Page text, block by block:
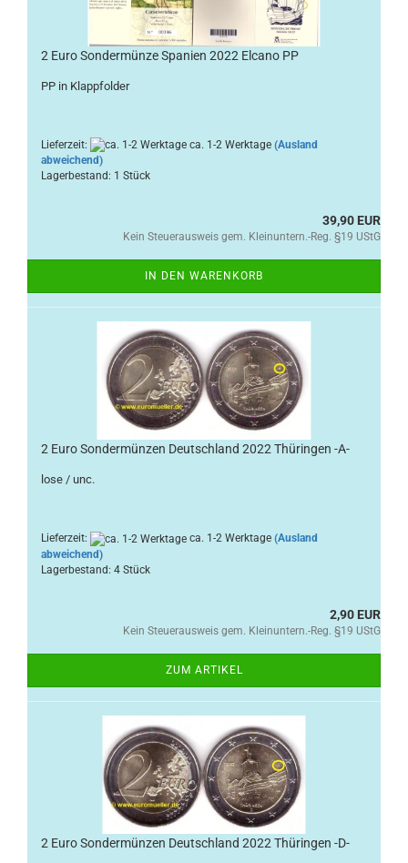
2 Euro Sondermünze Spanien 2022 Elcano PP
PP in Klappfolder
Lieferzeit: ca. 1-2 Werktage (Ausland
abweichend)
Lagerbestand: 1 Stück
39,90 EUR
Kein Steuerausweis gem. Kleinuntern.-Reg. §19 UStG
IN DEN WARENKORB
2 Euro Sondermünzen Deutschland 2022 Thüringen -A-
lose / unc.
Lieferzeit: ca. 1-2 Werktage (Ausland
abweichend)
Lagerbestand: 4 Stück
2,90 EUR
Kein Steuerausweis gem. Kleinuntern.-Reg. §19 UStG
ZUM ARTIKEL
2 Euro Sondermünzen Deutschland 2022 Thüringen -D-